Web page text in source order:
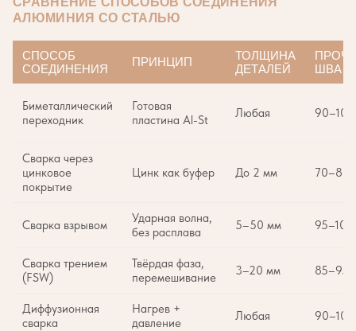
АЛЮМИНИЯ СО СТАЛЬЮ
СПОСОБ
СОЕДИНЕНИЯ
ПРИНЦИП
ТОЛЩИНА
ДЕТАЛЕЙ
ШВА
Биметаллический
переходник
Готовая
пластина Al-St
Любая
Сварка через
цинковое
покрытие
Цинк как буфер До 2 мм
Сварка взрывом
Ударная волна,
без расплава
5–50 мм
Сварка трением
(FSW)
Твёрдая фаза,
перемешивание
3–20 мм
Диффузионная
сварка
Нагрев +
давление
Любая